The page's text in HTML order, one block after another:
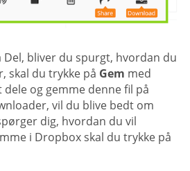
bliver du spurgt, hvordan du
skal du trykke på Gem med
og gemme denne fil på
vil du blive bedt om
dig, hvordan du vil
i Dropbox skal du trykke på